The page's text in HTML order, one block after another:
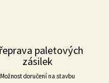
paletových
zásilek
Možnost doručení na stavbu